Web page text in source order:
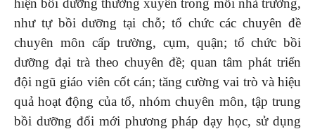
hiện bồi dưỡng thường xuyên trong mỗi nhà trường,
như tự bồi dưỡng tại chỗ; tổ chức các chuyên đề
chuyên môn cấp trường, cụm, quận; tổ chức bồi
dưỡng đại trà theo chuyên đề; quan tâm phát triển
đội ngũ giáo viên cốt cán; tăng cường vai trò và hiệu
quả hoạt động của tổ, nhóm chuyên môn, tập trung
bồi dưỡng đổi mới phương pháp dạy học, sử dụng